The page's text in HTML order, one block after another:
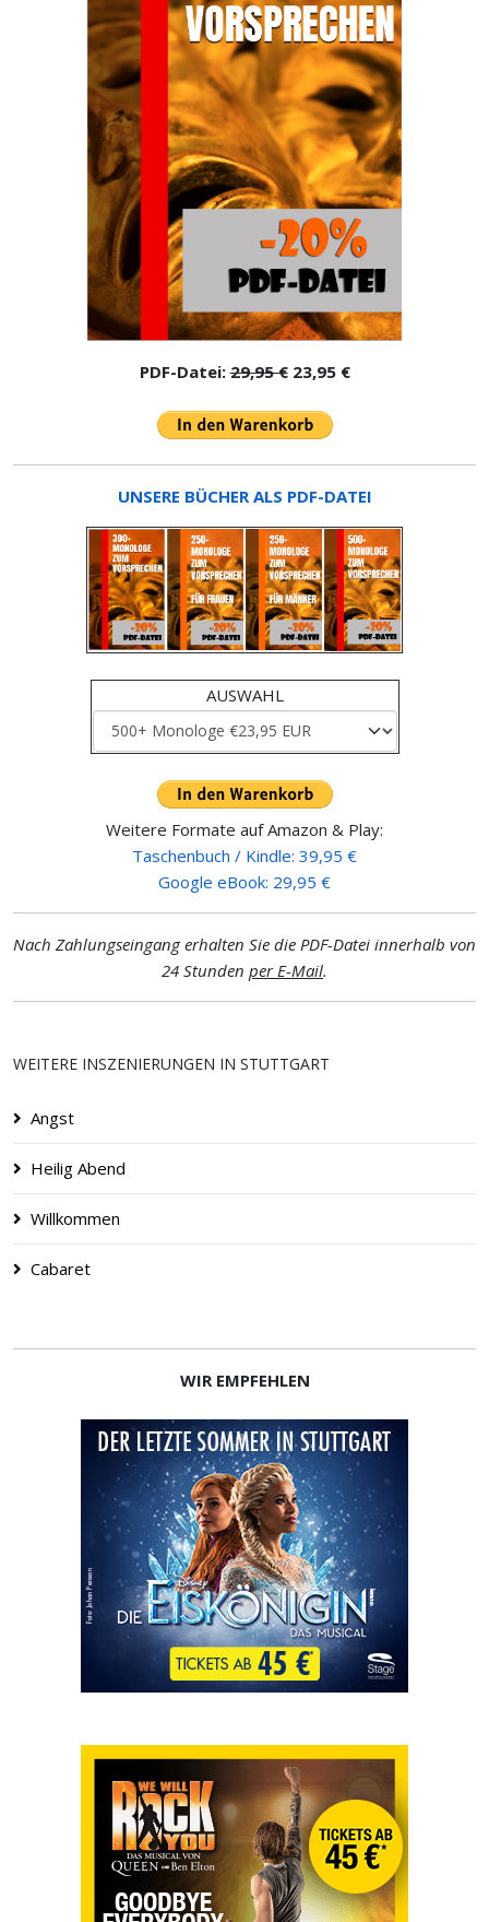
PDF-Datei:29,95 €23,95 €
UNSERE BÜCHER ALS PDF-DATEI
AUSWAHL
Weitere Formate auf Amazon & Play:
Taschenbuch / Kindle: 39,95 €
Google eBook: 29,95 €
Nach Zahlungseingang erhalten Sie die PDF-Datei innerhalb von
24 Stunden per E-Mail.
WEITERE INSZENIERUNGEN IN STUTTGART
Angst
Heilig Abend
Willkommen
Cabaret
WIR EMPFEHLEN